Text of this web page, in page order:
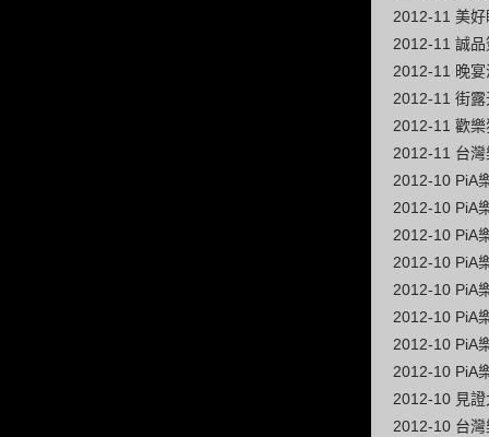
2012-11 美
2012-11 誠
2012-11 晚
2012-11 街露
2012-11 歡
2012-11 台
2012-10 PiA
2012-10 PiA
2012-10 PiA
2012-10 PiA
2012-10 PiA
2012-10 PiA
2012-10 PiA
2012-10 PiA
2012-10 見
2012-10 台